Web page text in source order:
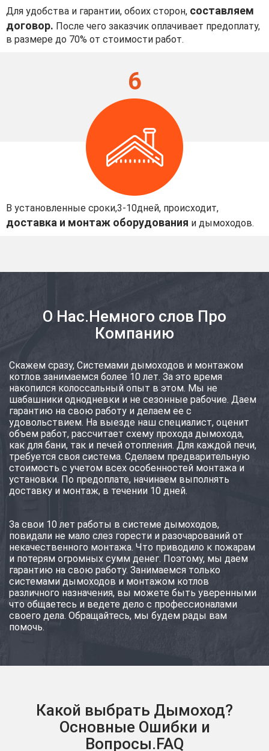
Для удобства и гарантии, обоих сторон, составляем
договор. После чего заказчик оплачивает предоплату,
в размере до 70% от стоимости работ.
В установленные сроки,3-10дней, происходит,
доставка и монтаж оборудования и дымоходов.
6
О Нас.Немного слов Про
Компанию
Скажем сразу, Системами дымоходов и монтажом
котлов занимаемся более 10 лет. За это время
накопился колоссальный опыт в этом. Мы не
шабашники однодневки и не сезонные рабочие. Даем
гарантию на свою работу и делаем ее с
удовольствием. На выезде наш специалист, оценит
объем работ, рассчитает схему прохода дымохода,
как для бани, так и печей отопления. Для каждой печи,
требуется своя система. Сделаем предварительную
стоимость с учетом всех особенностей монтажа и
установки. По предоплате, начинаем выполнять
доставку и монтаж, в течении 10 дней.
За свои 10 лет работы в системе дымоходов,
повидали не мало слез горести и разочарований от
некачественного монтажа. Что приводило к пожарам
и потерям огромных сумм денег. Поэтому, мы даем
гарантию на свою работу. Занимаемся только
системами дымоходов и монтажом котлов
различного назначения, вы можете быть уверенными
что общаетесь и ведете дело с профессионалами
своего дела. Обращайтесь, мы будем рады вам
помочь.
Какой выбрать Дымоход?
Основные Ошибки и
Вопросы.FAQ